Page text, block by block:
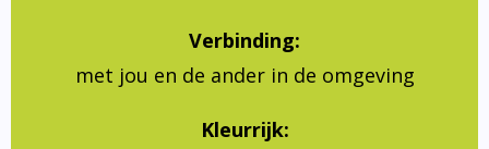
Verbinding:
met jou en de ander in de omgeving
Kleurrijk: